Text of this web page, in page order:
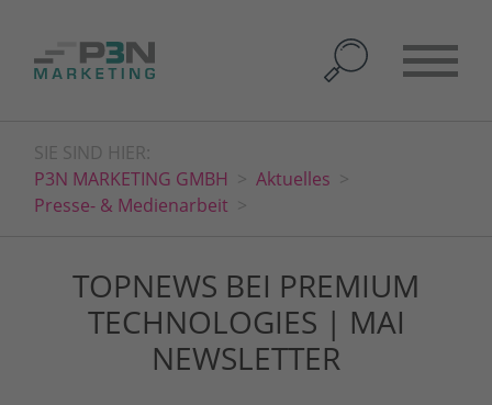
SIE SIND HIER:
P3N MARKETING GMBH
Aktuelles
Presse- & Medienarbeit
TOPNEWS BEI PREMIUM
TECHNOLOGIES | MAI
NEWSLETTER